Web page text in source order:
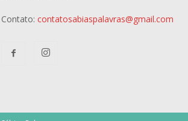
Contato: contatosabiaspalavras@gmail.com